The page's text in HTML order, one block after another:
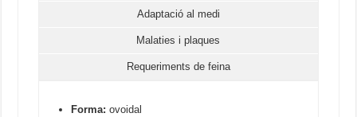
Adaptació al medi
Malaties i plaques
Requeriments de feina
Forma: ovoidal